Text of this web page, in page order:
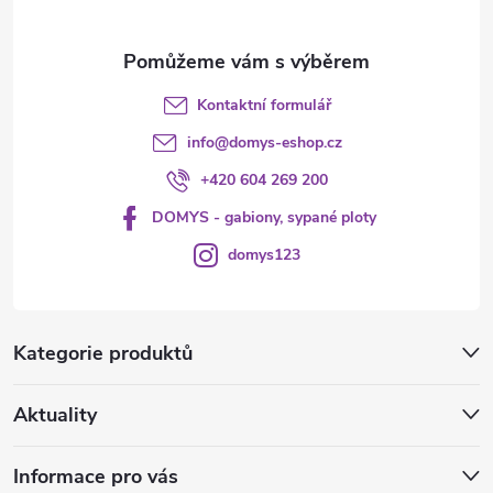
Kategorie produktů
Aktuality
Informace pro vás
Kontaktní formulář
info@domys-eshop.cz
+420 604 269 200
DOMYS - gabiony, sypané ploty
domys123